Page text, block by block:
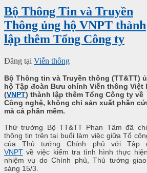
Bộ Thông Tin và Truyền
Thông ủng hộ VNPT thành
lập thêm Tổng Công ty
Đăng tại Viễn thông
Bộ Thông tin và Truyền thông (TT&TT)
hộ Tập đoàn Bưu chính Viễn thông Việt
(VNPT) thành lập thêm Tổng Công ty về
Công nghệ, không chỉ sản xuất phần
mà cả phần mềm.
Thứ trưởng Bộ TT&TT Phan Tâm đã
thông tin trên tại buổi làm việc giữa Tổ
của Thủ tướng Chính phủ với Tập
VNPT về việc kiểm tra tình hình thực
nhiệm vụ do Chính phủ, Thủ tướng
sáng 15/3.